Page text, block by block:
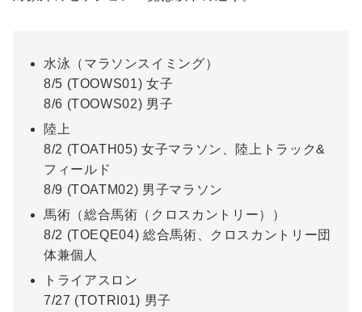
水泳（マラソンスイミング）
8/5 (TOOWS01) 女子
8/6 (TOOWS02) 男子
陸上
8/2 (TOATH05) 女子マラソン、陸上トラック&
フィールド
8/9 (TOATM02) 男子マラソン
馬術（総合馬術（クロスカントリー））
8/2 (TOEQE04) 総合馬術、クロスカントリー団
体兼個人
トライアスロン
7/27 (TOTRI01) 男子